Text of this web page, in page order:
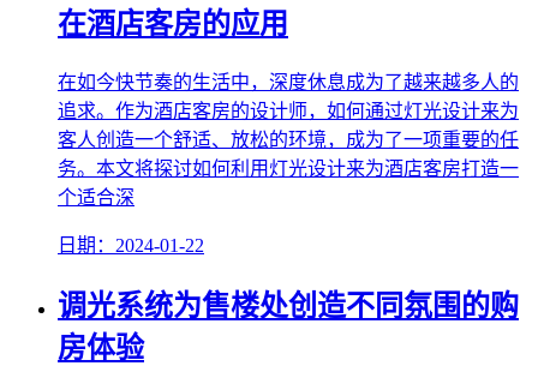
在酒店客房的应用
在如今快节奏的生活中，深度休息成为了越来越多人的
追求。作为酒店客房的设计师，如何通过灯光设计来为
客人创造一个舒适、放松的环境，成为了一项重要的任
务。本文将探讨如何利用灯光设计来为酒店客房打造一
个适合深
日期：2024-01-22
调光系统为售楼处创造不同氛围的购
房体验